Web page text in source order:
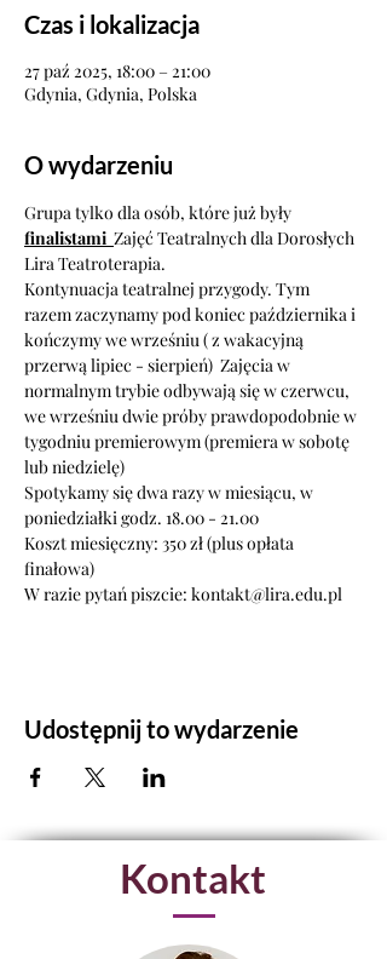
Czas i lokalizacja
27 paź 2025, 18:00 – 21:00
Gdynia, Gdynia, Polska
O wydarzeniu
Grupa tylko dla osób, które już były
finalistami Zajęć Teatralnych dla Dorosłych
Lira Teatroterapia.
Kontynuacja teatralnej przygody. Tym
razem zaczynamy pod koniec października i
kończymy we wrześniu ( z wakacyjną
przerwą lipiec - sierpień)  Zajęcia w
normalnym trybie odbywają się w czerwcu,
we wrześniu dwie próby prawdopodobnie w
tygodniu premierowym (premiera w sobotę
lub niedzielę)
Spotykamy się dwa razy w miesiącu, w
poniedziałki godz. 18.00 - 21.00
Koszt miesięczny: 350 zł (plus opłata
finałowa)
W razie pytań piszcie: kontakt@lira.edu.pl
Udostępnij to wydarzenie
Kontakt